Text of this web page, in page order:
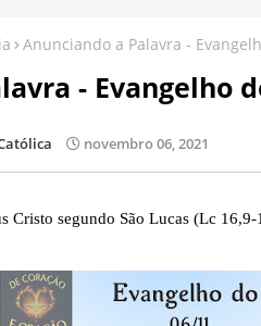
Anunciando a Palavra -
- Evangelho
novembro 06, 2021
Cristo segundo São Lucas (Lc 16,9-